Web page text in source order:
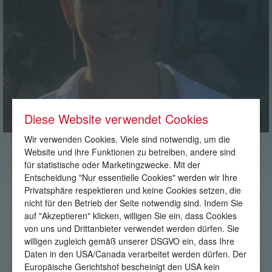
Romy Zimmel
Prokuristin der Zimmel Verwaltungs GmbH:
Leitung der Vermietung
Verwaltung und Ablaufmanagement
Koordinierung der Seminare
Administration und Finanzbuchhaltung
Online-Marketing
Diese Website verwendet Cookies
Wir verwenden Cookies. Viele sind notwendig, um die
Website und ihre Funktionen zu betreiben, andere sind
für statistische oder Marketingzwecke. Mit der
Entscheidung "Nur essentielle Cookies" werden wir Ihre
Privatsphäre respektieren und keine Cookies setzen, die
nicht für den Betrieb der Seite notwendig sind. Indem Sie
auf "Akzeptieren" klicken, willigen Sie ein, dass Cookies
von uns und Drittanbieter verwendet werden dürfen. Sie
willigen zugleich gemäß unserer DSGVO ein, dass Ihre
Daten in den USA/Canada verarbeitet werden dürfen. Der
Europäische Gerichtshof bescheinigt den USA kein